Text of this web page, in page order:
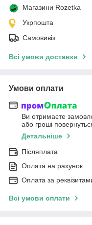
Магазини Rozetka
Укрпошта
Самовивіз
Всі умови доставки
Умови оплати
Ви отримаєте
або гроші
Детальніше
Післяплата
Оплата на рахунок
Оплата за
Всі умови оплати